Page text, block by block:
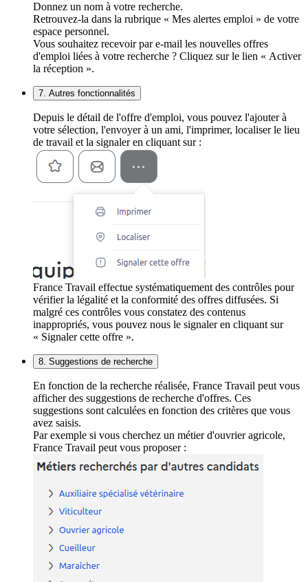
Donnez un nom à votre recherche.
Retrouvez-la dans la rubrique « Mes alertes emploi » de votre
espace personnel.
Vous souhaitez recevoir par e-mail les nouvelles offres
d'emploi liées à votre recherche ? Cliquez sur le lien « Activer
la réception ».
7. Autres fonctionnalités
Depuis le détail de l'offre d'emploi, vous pouvez l'ajouter à
votre sélection, l'envoyer à un ami, l'imprimer, localiser le lieu
de travail et la signaler en cliquant sur :
France Travail effectue systématiquement des contrôles pour
vérifier la légalité et la conformité des offres diffusées. Si
malgré ces contrôles vous constatez des contenus
inappropriés, vous pouvez nous le signaler en cliquant sur
« Signaler cette offre ».
8. Suggestions de recherche
En fonction de la recherche réalisée, France Travail peut vous
afficher des suggestions de recherche d'offres. Ces
suggestions sont calculées en fonction des critères que vous
avez saisis.
Par exemple si vous cherchez un métier d'ouvrier agricole,
France Travail peut vous proposer :